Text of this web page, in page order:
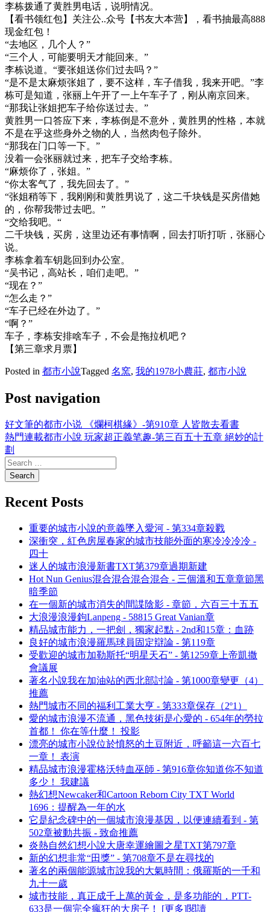
李栋拨通了黄胜男电话，说明情况。
【看书领红包】关注公..众号【书友大本营】，看书抽最高888
现金红包！
“去地区，几个人？”
“三个人，可能要明天才能回来。”
李栋说道。“要张姐送你们过去吗？”
“是不是太麻烦张姐了，要不这样，车子借我，我来开吧。”李
栋可是知道，张丽上午开了一上午车子了，刚从南京回来。
“那我让张姐把车子给你送过去。”
黄胜男一口答应下来，李栋倒是不意外，黄胜男的性格，本就
不是在乎这些身外之物的人，当然肉包子除外。
“那我在门口等一下。”
没着一会张丽就过来，把车子交给李栋。
“麻烦你了，张姐。”
“你太客气了，我先回去了。”
“张姐稍等下，我刚刚和黄胜男说了，这二千块钱是买房借她
的，你帮我带过去吧。”
“交给我吧。“
二千块钱，买房，这里边还有事情啊，回去打听打听，张丽心
说。
李栋拿着车钥匙回到办公室。
“吴书记，高站长，咱们走吧。”
“现在？”
“怎么走？”
“车子已经在外边了。”
“啊？”
车子，李栋安排啥车子，不会是拖拉机吧？
【第三章求月票】
Posted in 都市小說Tagged 名窯, 我的1978小農莊, 都市小說
Post navigation
好文筆的都市小说 《爛柯棋緣》-第910章 人皆散去看書
熱門連載都市小說 玩家超正義笔趣-第三百五十五章 絕妙的計
劃
Recent Posts
重要的城市小說的意義墜入愛河 - 第334章殺戮
深衝突，紅色房屋春家的城市技能外面的寒冷冷冷冷 -
四十
迷人的城市浪漫新書TXT第379章過期新建
Hot Nun Genius混合混合混合混合 - 三個溫和五章章節黑
暗季節
在一個新的城市消失的間諜陰影 - 章節，六百三十五五
大浪漫浪漫鉤Lanpeng - 58815 Great Vanian章
精品城市能力，一把劍，獨家起點 - 2nd和15章：血跡
良好的城市浪漫羅馬球員固定辯論 - 第119章
受歡迎的城市加勒斯托“明星天石” - 第1259章上帝凱撒
會議展
著名小說我在加油站的西北部討論 - 第1000章變更（4）
推薦
熱門城市不同的福利工業大亨 - 第333章保存（2º1）
愛的城市浪漫不流通，黑色技術是心愛的 - 654年的勞拉
首都！ 你在等什麼！ 投影
漂亮的城市小說位於憤怒的土豆附近，呼籲這一六百七
一章！ 表演
精品城市浪漫霍格沃特血巫師 - 第916章你知道你不知道
多少！ 我建議
熱幻想Newcaker和Cartoon Reborn City TXT World
1696：提醒為一年的水
它是紀念碑中的一個城市浪漫基因，以便連續看到 - 第
502章被動共振 - 致命推薦
炎熱自然幻想小說大唐幸運繪圖之星TXT第797章
新的幻想非常“田獎” - 第708章不是在尋找的
著名的兩個能源城市說我的大氣時間：俄羅斯的一千和
九十一歲
城市技能，真正成千上萬的黃金，是多功能的，PTT-
633是一個完全瘋狂的大房子！ [更多]閱讀